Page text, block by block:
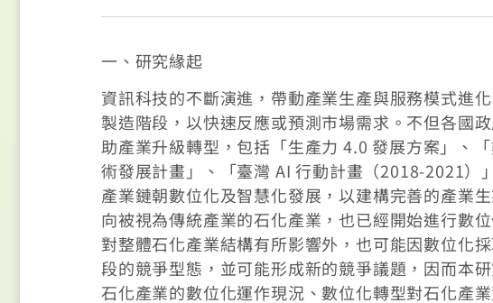
一、研究緣起
資訊科技的不斷演進，帶動產業生產與服務模式進
製造階段，以快速反應或預測市場需求。不但各國
助產業升級轉型，包括「生產力 4.0 發展方案」、
術發展計畫」、「臺灣 AI 行動計畫（2018-2021）
產業鏈朝數位化及智慧化發展，以建構完善的產業
向被視為傳統產業的石化產業，也已經開始進行數
對整體石化產業結構有所影響外，也可能因數位化
段的競爭型態，並可能形成新的競爭議題，因而本
石化產業的數位化運作現況、數位化轉型對石化產